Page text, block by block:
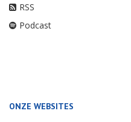
RSS
Podcast
ONZE WEBSITES